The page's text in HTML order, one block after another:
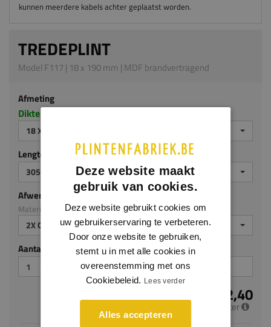
kunnen meerdere kabels achter geplaatst worden.
TREDEPLINT
Model F117 | 18 x 190 mm | MDF brandvertragend
Afmeting
Dikte x hoogte in millimeters
18 X 190 MM
Lengte (mm)
3050
Afwerking
Materiaal: MDF brandvertragend
2X GEGROND
Aantal stuks
€ 22,40
per meter
Deze website maakt
gebruik van cookies.
Deze website gebruikt cookies om
uw gebruikerservaring te verbeteren.
Door onze website te gebruiken,
stemt u in met alle cookies in
overeenstemming met ons
Cookiebeleid. Lees verder
Alles accepteren